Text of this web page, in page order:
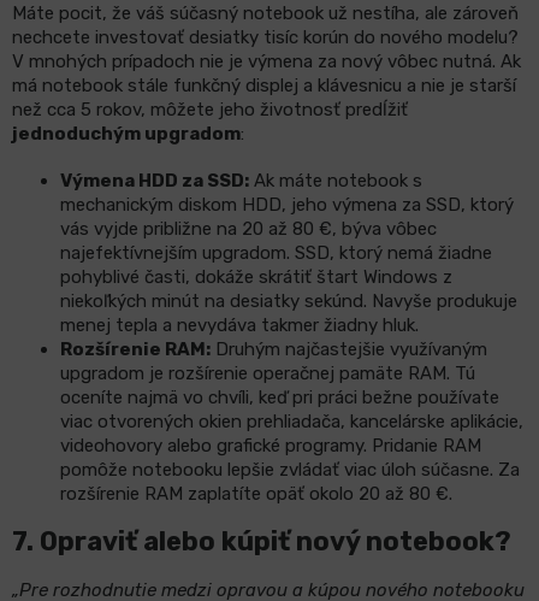
Máte pocit, že váš súčasný notebook už nestíha, ale zároveň
nechcete investovať desiatky tisíc korún do nového modelu?
V mnohých prípadoch nie je výmena za nový vôbec nutná. Ak
má notebook stále funkčný displej a klávesnicu a nie je starší
než cca 5 rokov, môžete jeho životnosť predĺžiť
jednoduchým upgradom:
Výmena HDD za SSD: Ak máte notebook s
mechanickým diskom HDD, jeho výmena za SSD, ktorý
vás vyjde približne na 20 až 80 €, býva vôbec
najefektívnejším upgradom. SSD, ktorý nemá žiadne
pohyblivé časti, dokáže skrátiť štart Windows z
niekoľkých minút na desiatky sekúnd. Navyše produkuje
menej tepla a nevydáva takmer žiadny hluk.
Rozšírenie RAM: Druhým najčastejšie využívaným
upgradom je rozšírenie operačnej pamäte RAM. Tú
oceníte najmä vo chvíli, keď pri práci bežne používate
viac otvorených okien prehliadača, kancelárske aplikácie,
videohovory alebo grafické programy. Pridanie RAM
pomôže notebooku lepšie zvládať viac úloh súčasne. Za
rozšírenie RAM zaplatíte opäť okolo 20 až 80 €.
7. Opraviť alebo kúpiť nový notebook?
„Pre rozhodnutie medzi opravou a kúpou nového notebooku